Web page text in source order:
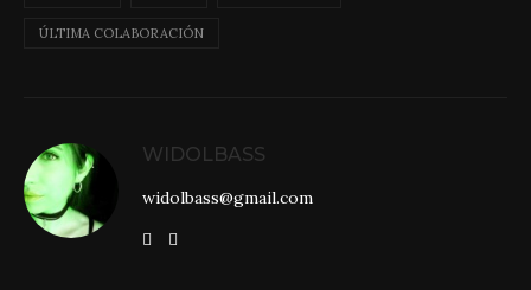
ÚLTIMA COLABORACIÓN
WIDOLBASS
widolbass@gmail.com